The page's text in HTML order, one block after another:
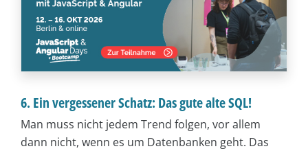
6. Ein vergessener Schatz: Das gute alte SQL!
Man muss nicht jedem Trend folgen, vor allem
dann nicht, wenn es um Datenbanken geht. Das